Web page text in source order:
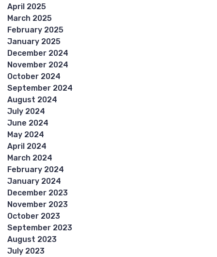
April 2025
March 2025
February 2025
January 2025
December 2024
November 2024
October 2024
September 2024
August 2024
July 2024
June 2024
May 2024
April 2024
March 2024
February 2024
January 2024
December 2023
November 2023
October 2023
September 2023
August 2023
July 2023